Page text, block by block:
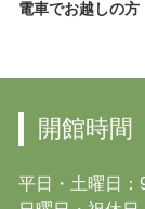
電車でお越しの方
開館時間
平日・土曜日：